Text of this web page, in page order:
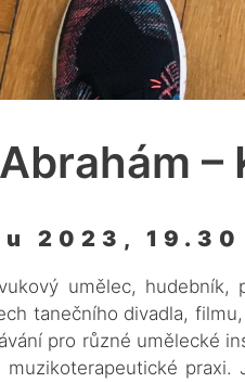
–
2023, 19.30
umělec,
tanečního divadla,
pro různé umělecké